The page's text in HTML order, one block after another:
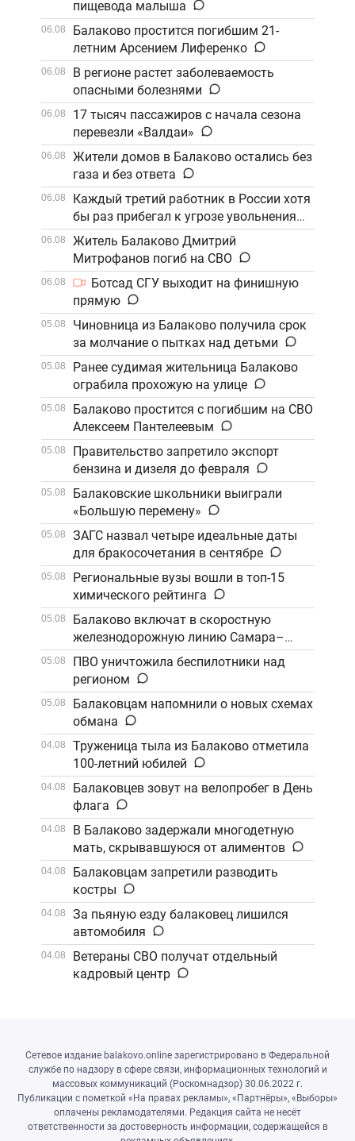
пищевода малыша
06.08
Балаково простится погибшим 21-
летним Арсением Лиференко
06.08
В регионе растет заболеваемость
опасными болезнями
06.08
17 тысяч пассажиров с начала сезона
перевезли «Валдаи»
06.08
Жители домов в Балаково остались без
газа и без ответа
06.08
Каждый третий работник в России хотя
бы раз прибегал к угрозе увольнения
06.08
Житель Балаково Дмитрий
Митрофанов погиб на СВО
06.08
Ботсад СГУ выходит на финишную
прямую
05.08
Чиновница из Балаково получила срок
за молчание о пытках над детьми
05.08
Ранее судимая жительница Балаково
ограбила прохожую на улице
05.08
Балаково простится с погибшим на СВО
Алексеем Пантелеевым
05.08
Правительство запретило экспорт
бензина и дизеля до февраля
05.08
Балаковские школьники выиграли
«Большую перемену»
05.08
ЗАГС назвал четыре идеальные даты
для бракосочетания в сентябре
05.08
Региональные вузы вошли в топ-15
химического рейтинга
05.08
Балаково включат в скоростную
железнодорожную линию Самара–
Саратов
05.08
ПВО уничтожила беспилотники над
регионом
05.08
Балаковцам напомнили о новых схемах
обмана
04.08
Труженица тыла из Балаково отметила
100-летний юбилей
04.08
Балаковцев зовут на велопробег в День
флага
04.08
В Балаково задержали многодетную
мать, скрывавшуюся от алиментов
04.08
Балаковцам запретили разводить
костры
04.08
За пьяную езду балаковец лишился
автомобиля
04.08
Ветераны СВО получат отдельный
кадровый центр
Сетевое издание balakovo.online зарегистрировано в Федеральной
службе по надзору в сфере связи, информационных технологий и
массовых коммуникаций (Роскомнадзор) 30.06.2022 г.
Публикации с пометкой «На правах рекламы», «Партнёры», «Выборы»
оплачены рекламодателями. Редакция сайта не несёт
ответственности за достоверность информации, содержащейся в